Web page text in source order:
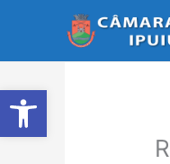
Abrir a barra de ferramentas